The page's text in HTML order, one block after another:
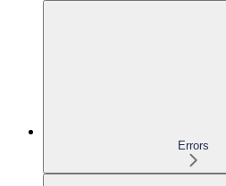
Errors